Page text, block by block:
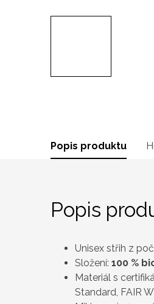
Popis produktu
Popis
Unisex střih z
Složení: 100 %
Materiál s
Standard, FAIR